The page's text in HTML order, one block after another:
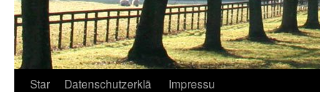
Star
Datenschutzerklä
Impressu